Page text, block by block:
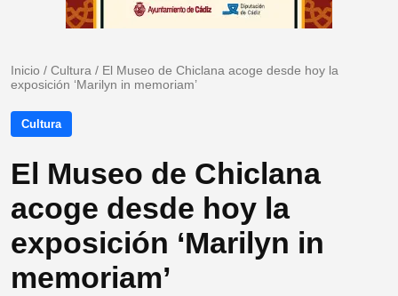
Inicio / Cultura / El Museo de Chiclana acoge desde hoy la
exposición ‘Marilyn in memoriam’
Cultura
El Museo de Chiclana
acoge desde hoy la
exposición ‘Marilyn in
memoriam’